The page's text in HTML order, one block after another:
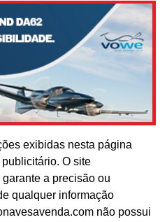
exibidas nesta página
O site
a precisão ou
qualquer informação
não possui